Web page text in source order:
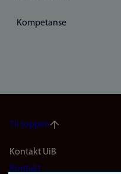
Kompetanse
Til toppen
Footer
Kontakt UiB
Kontakt